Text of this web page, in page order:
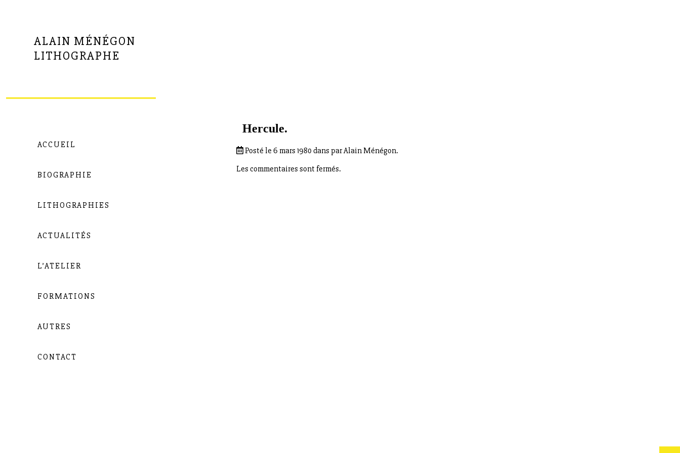
ALAIN MÉNÉGON
LITHOGRAPHE
ACCUEIL
BIOGRAPHIE
LITHOGRAPHIES
ACTUALITÉS
L’ATELIER
FORMATIONS
AUTRES
CONTACT
Hercule.
Posté le 6 mars 1980 dans par Alain Ménégon.
Les commentaires sont fermés.